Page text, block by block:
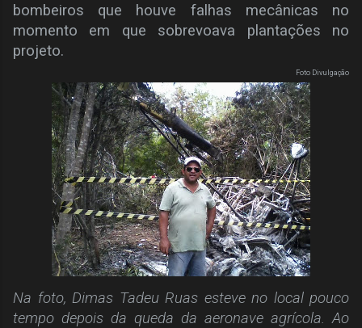
bombeiros que houve falhas mecânicas no
momento em que sobrevoava plantações no
projeto.
Foto Divulgação
Na foto, Dimas Tadeu Ruas esteve no local pouco
tempo depois da queda da aeronave agrícola.Ao